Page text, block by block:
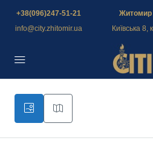
+38(096)247-51-21
info@city.zhitomir.ua
Житомир
Київська 8,